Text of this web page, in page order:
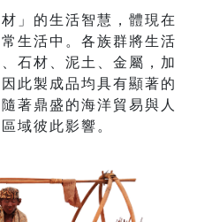
」的生活智慧，體現在
生活中。各族群將生活
石材、泥土、金屬，加
此製成品均具有顯著的
著鼎盛的海洋貿易與人
域彼此影響。